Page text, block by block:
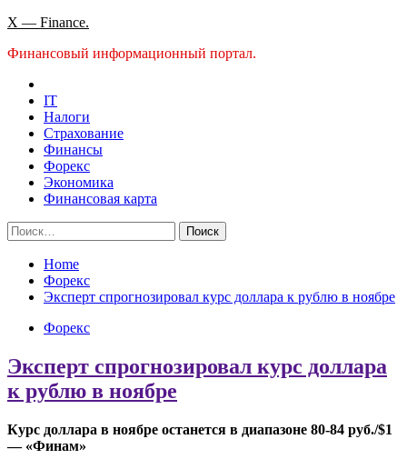
Skip
content
X — Finance.
Финансовый информационный портал.
IT
Налоги
Страхование
Финансы
Форекс
Экономика
Финансовая карта
Найти:
Home
Форекс
Эксперт спрогнозировал курс доллара к рублю в ноябре
Форекс
Эксперт спрогнозировал курс доллара
к рублю в ноябре
Курс доллара в ноябре останется в диапазоне 80-84 руб./$1
— «Финам»